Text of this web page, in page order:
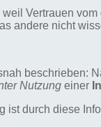
Vertrauen
andere nicht
beschrieben:
Nutzung einer
ist durch diese